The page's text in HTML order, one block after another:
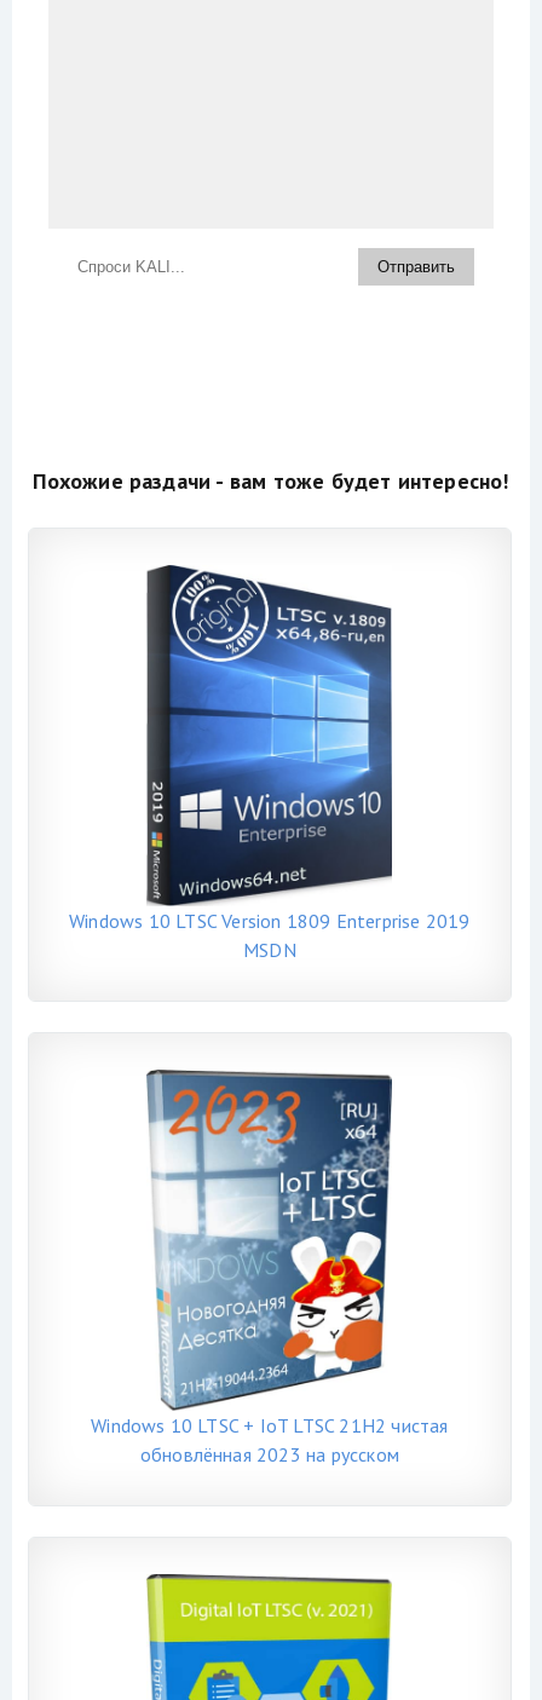
Похожие раздачи - вам тоже будет интересно!
Windows 10 LTSC Version 1809 Enterprise 2019
MSDN
Windows 10 LTSC + IoT LTSC 21H2 чистая
обновлённая 2023 на русском